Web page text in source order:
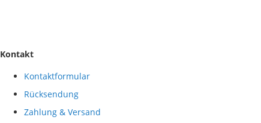
Kontakt
Kontaktformular
Rücksendung
Zahlung & Versand